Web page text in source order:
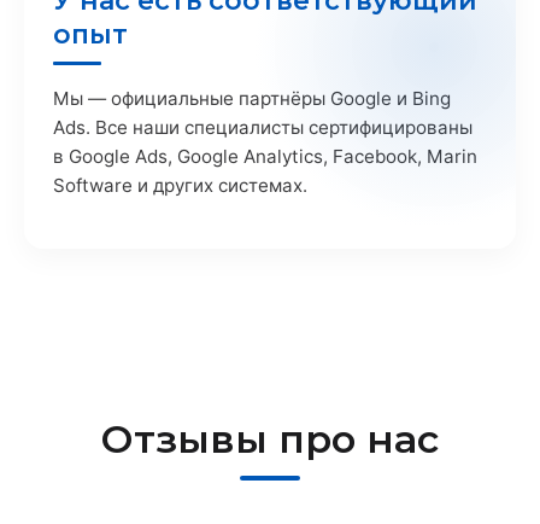
опыт
Мы — официальные партнёры Google и Bing
Ads. Все наши специалисты сертифицированы
в Google Ads, Google Analytics, Facebook, Marin
Software и других системах.
Отзывы про нас